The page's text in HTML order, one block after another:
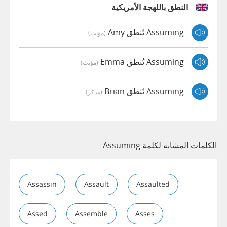
النطق باللهجة الأمريكية
Assuming تُنطق Amy (مؤنث)
Assuming تُنطق Emma (مؤنث)
Assuming تُنطق Brian (مذكر)
الكلمات المشابه لكلمة Assuming
Assassin Assault Assaulted
Assed Assemble Asses